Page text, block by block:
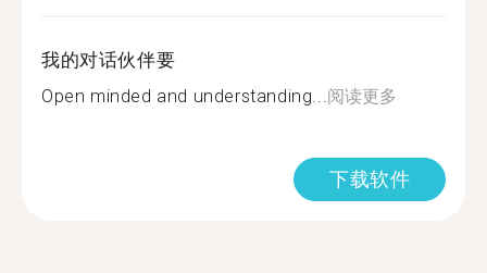
我的对话伙伴要
Open minded and understanding...阅读更多
下载软件